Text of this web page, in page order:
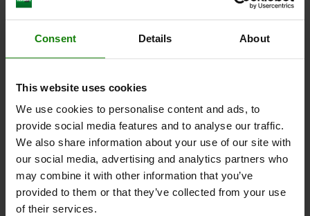
Consent Details About
This website uses cookies
We use cookies to personalise content and ads, to
provide social media features and to analyse our traffic.
We also share information about your use of our site with
our social media, advertising and analytics partners who
may combine it with other information that you’ve
provided to them or that they’ve collected from your use
of their services.
SW1=13 F X 30°=1,3
FUERZA DEL MUELLE INICIAL F1 APROX. N=6
PAR DE APRIETE MÁX. NM=7
Referencia:03090-01105081
$8.06
más IVA.
más gastos de envío
DETALLES
03090 A